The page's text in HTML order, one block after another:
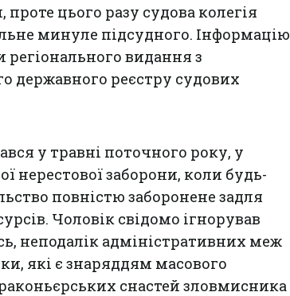
цього разу судова колегія
минуле підсудного. Інформацію
видання з
державного реєстру судових
у травні поточного року, у
нерестової заборони, коли будь-
повністю заборонене задля
Чоловік свідомо ігнорував
неподалік адміністративних меж
які є знаряддям масового
снастей зловмисника